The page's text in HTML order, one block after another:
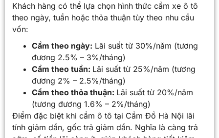
Khách hàng có thể lựa chọn hình thức cầm xe ô tô
theo ngày, tuần hoặc thỏa thuận tùy theo nhu cầu
vốn:
Cầm theo ngày: Lãi suất từ 30%/năm (tương
đương 2.5% – 3%/tháng)
Cầm theo tuần: Lãi suất từ 25%/năm (tương
đương 2% – 2.5%/tháng)
Cầm theo thỏa thuận: Lãi suất từ 20%/năm
(tương đương 1.6% – 2%/tháng)
Điểm đặc biệt khi cầm ô tô tại Cầm Đồ Hà Nội lãi
tính giảm dần, gốc trả giảm dần. Nghĩa là càng trả